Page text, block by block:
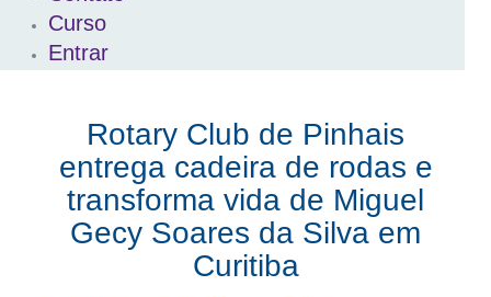
Curso
Entrar
Rotary Club de Pinhais
entrega cadeira de rodas e
transforma vida de Miguel
Gecy Soares da Silva em
Curitiba